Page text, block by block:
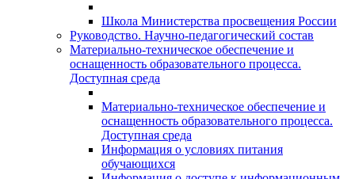
Школа Министерства просвещения России
Руководство. Научно-педагогический состав
Материально-техническое обеспечение и
оснащенность образовательного процесса.
Доступная среда
Материально-техническое обеспечение и
оснащенность образовательного процесса.
Доступная среда
Информация о условиях питания
обучающихся